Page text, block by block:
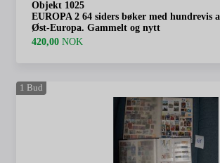
Objekt 1025
EUROPA 2 64 siders bøker med hundrevis
Øst-Europa. Gammelt og nytt
420,00 NOK
1 Bud